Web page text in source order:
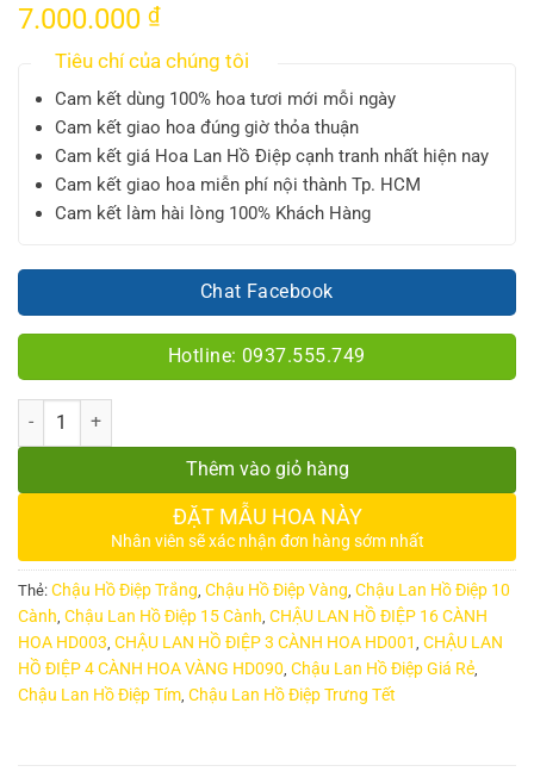
7.000.000 ₫
Tiêu chí của chúng tôi
Cam kết dùng 100% hoa tươi mới mỗi ngày
Cam kết giao hoa đúng giờ thỏa thuận
Cam kết giá Hoa Lan Hồ Điệp cạnh tranh nhất hiện nay
Cam kết giao hoa miễn phí nội thành Tp. HCM
Cam kết làm hài lòng 100% Khách Hàng
Chat Facebook
Hotline: 0937.555.749
Số lượng
Thêm vào giỏ hàng
ĐẶT MẪU HOA NÀY
Nhân viên sẽ xác nhận đơn hàng sớm nhất
Thẻ: Chậu Hồ Điệp Trắng Chậu Hồ Điệp Vàng Chậu Lan Hồ Điệp 10
Cành Chậu Lan Hồ Điệp 15 Cành CHẬU LAN HỒ ĐIỆP 16 CÀNH
HOA HD003 CHẬU LAN HỒ ĐIỆP 3 CÀNH HOA HD001 CHẬU LAN
HỒ ĐIỆP 4 CÀNH HOA VÀNG HD090 Chậu Lan Hồ Điệp Giá Rẻ
Chậu Lan Hồ Điệp Tím Chậu Lan Hồ Điệp Trưng Tết